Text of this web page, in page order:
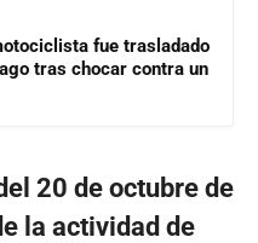
fue trasladado
tras chocar contra un
20 de octubre de
la actividad de